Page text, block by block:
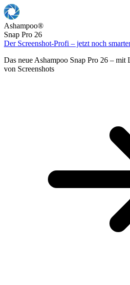
Ashampoo®
Snap Pro 26
Der Screenshot-Profi – jetzt noch
Das neue Ashampoo Snap Pro 26 –
von Screenshots